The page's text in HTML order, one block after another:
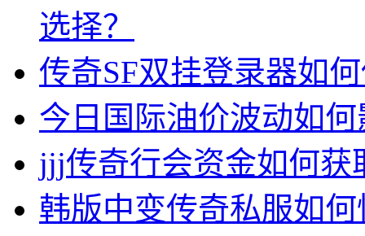
选择？
传奇SF双挂登录器如
今日国际油价波动如
jjj传奇行会资金如何获
韩版中变传奇私服如